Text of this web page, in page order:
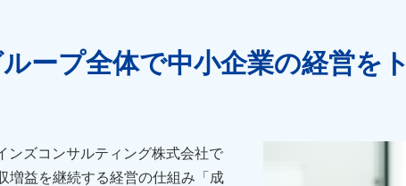
ループ全体で中小企業の経営を
ンズコンサルティング株式会社で
増益を継続する経営の仕組み「成